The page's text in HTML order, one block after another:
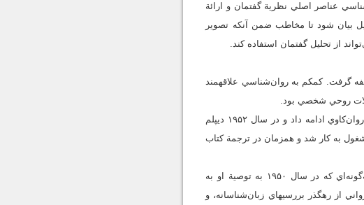
عناصر اصلي نظرية گفتمان و ارائة
بيان شود تا مخاطب ضمن آنكه تصوير
از تحليل گفتمان استفاده كند.
مرفه در فرانسه به دنيا آمد و در سال ۱۹۴۸ ليسانس فلسفه گرفت. كم‏كم به روان‌شناسي علاقه‏مند
فوكو پس از اخذ ليسانس روان‌شناسي به مطالعات خود در اين رشته و همين‏طور روان‌پزشكي و روان‌كاوي ادامه داد و در سال ۱۹۵۲ ديپلم
به كار شد و همزمان در ترجمة كتاب
وي از بدو ورودش به دانشگاه اكوال نرمال تحت تأثير شخصيت و ديدگاه آلتوسر قرار گرفت، به‌گونه‌اي كه در سال ۱۹۵۰ به توصية او به
از رهگذر بررسي‏هاي زبان‌شناسانه، و